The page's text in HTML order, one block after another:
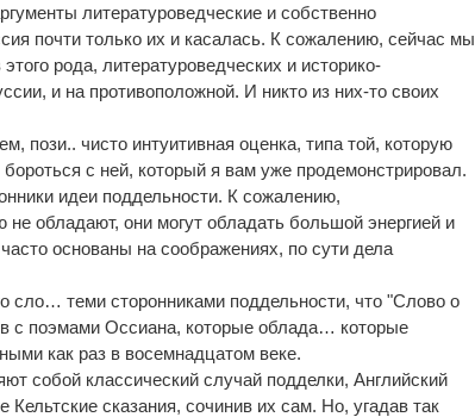
литературоведческие и собственно
почти только их и касалась. К сожалению, сейчас мы
рода, литературоведческих и историко-
и на противоположной. И никто из них-то своих
пози.. чисто интуитивная оценка, типа той, которую
с ней, который я вам уже продемонстрировал.
идеи поддельности. К сожалению,
не обладают, они могут обладать большой энергией и
основаны на соображениях, по сути дела
сло… теми сторонниками поддельности, что "Слово о
с поэмами Оссиана, которые облада… которые
как раз в восемнадцатом веке.
собой классический случай подделки, Английский
сказания, сочинив их сам. Но, угадав так